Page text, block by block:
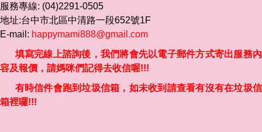
服務專線: (04)2291-0505
地址:台中市北區中清路一段652號1F
E-mail: happymami888@gmail.com
填寫完線上諮詢後，我們將會先以電子郵件方式寄出服務內
容及報價，請媽咪們記得去收信喔!!!
有時信件會跑到垃圾信箱，如未收到請查看有沒有在垃圾信
箱裡囉!!!